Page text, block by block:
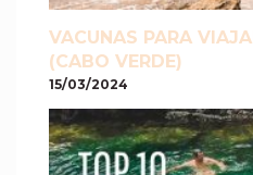
VACUNAS PARA
(CABO VERDE)
15/03/2024